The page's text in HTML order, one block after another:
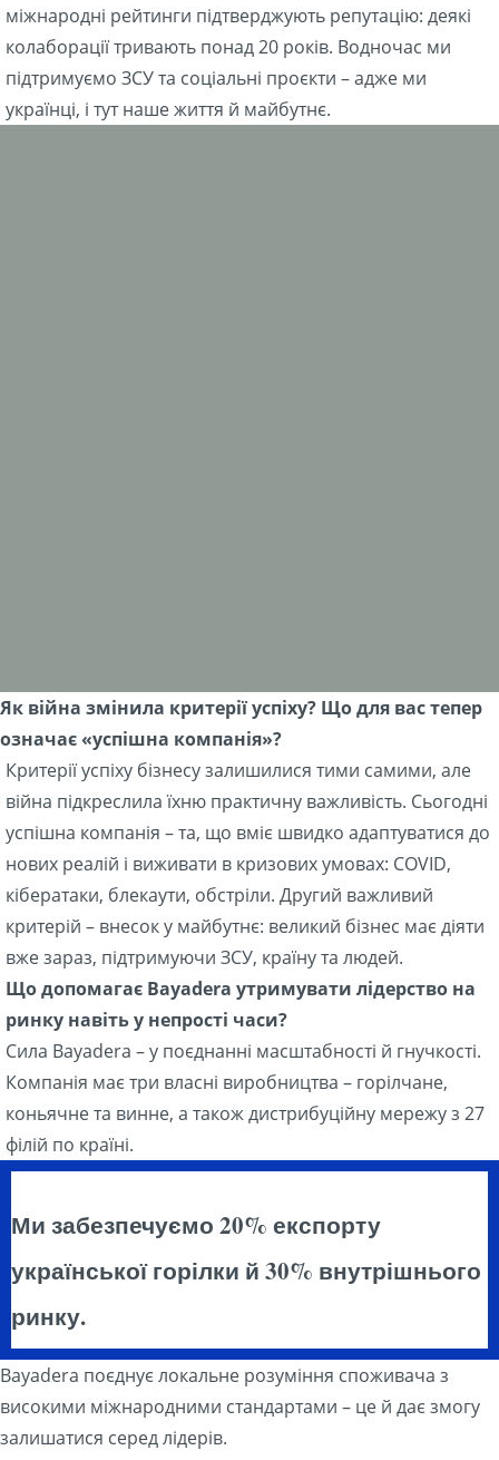
міжнародні рейтинги підтверджують репутацію: деякі
колаборації тривають понад 20 років. Водночас ми
підтримуємо ЗСУ та соціальні проєкти – адже ми
українці, і тут наше життя й майбутнє.
Як війна змінила критерії успіху? Що для вас тепер
означає «успішна компанія»?
Критерії успіху бізнесу залишилися тими самими, але
війна підкреслила їхню практичну важливість. Сьогодні
успішна компанія – та, що вміє швидко адаптуватися до
нових реалій і виживати в кризових умовах: COVID,
кібератаки, блекаути, обстріли. Другий важливий
критерій – внесок у майбутнє: великий бізнес має діяти
вже зараз, підтримуючи ЗСУ, країну та людей.
Що допомагає Bayadera утримувати лідерство на
ринку навіть у непрості часи?
Сила Bayadera – у поєднанні масштабності й гнучкості.
Компанія має три власні виробництва – горілчане,
коньячне та винне, а також дистрибуційну мережу з 27
філій по країні.
Ми забезпечуємо 20% експорту
української горілки й 30% внутрішнього
ринку.
Bayadera поєднує локальне розуміння споживача з
високими міжнародними стандартами – це й дає змогу
залишатися серед лідерів.